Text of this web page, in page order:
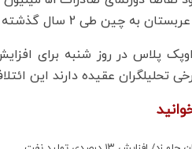
چین طی 2 سال گذشته خواهد بود.
تحلیلگران عقیده دارند این